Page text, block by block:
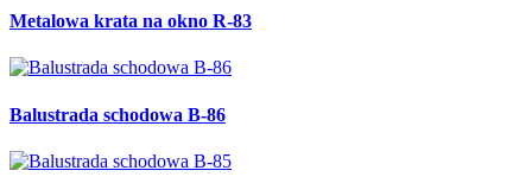
Metalowa krata na okno R-83
Balustrada schodowa B-86